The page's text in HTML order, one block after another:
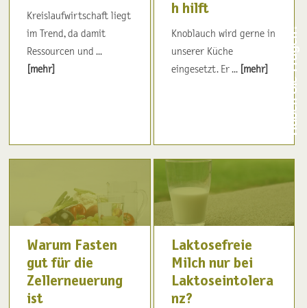
Kreislaufwirtschaft liegt
im Trend, da damit
Ressourcen und ...
[mehr]
h hilft
Knoblauch wird gerne in
unserer Küche
eingesetzt. Er ... [mehr]
Warum Fasten
gut für die
Zellerneuerung
ist
Laktosefreie
Milch nur bei
Laktoseintolera
nz?